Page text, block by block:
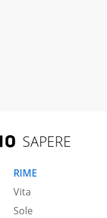
SAPERE
RIME
Vita
Sole